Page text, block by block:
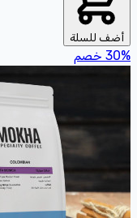
أضف للسلة
30% خصم